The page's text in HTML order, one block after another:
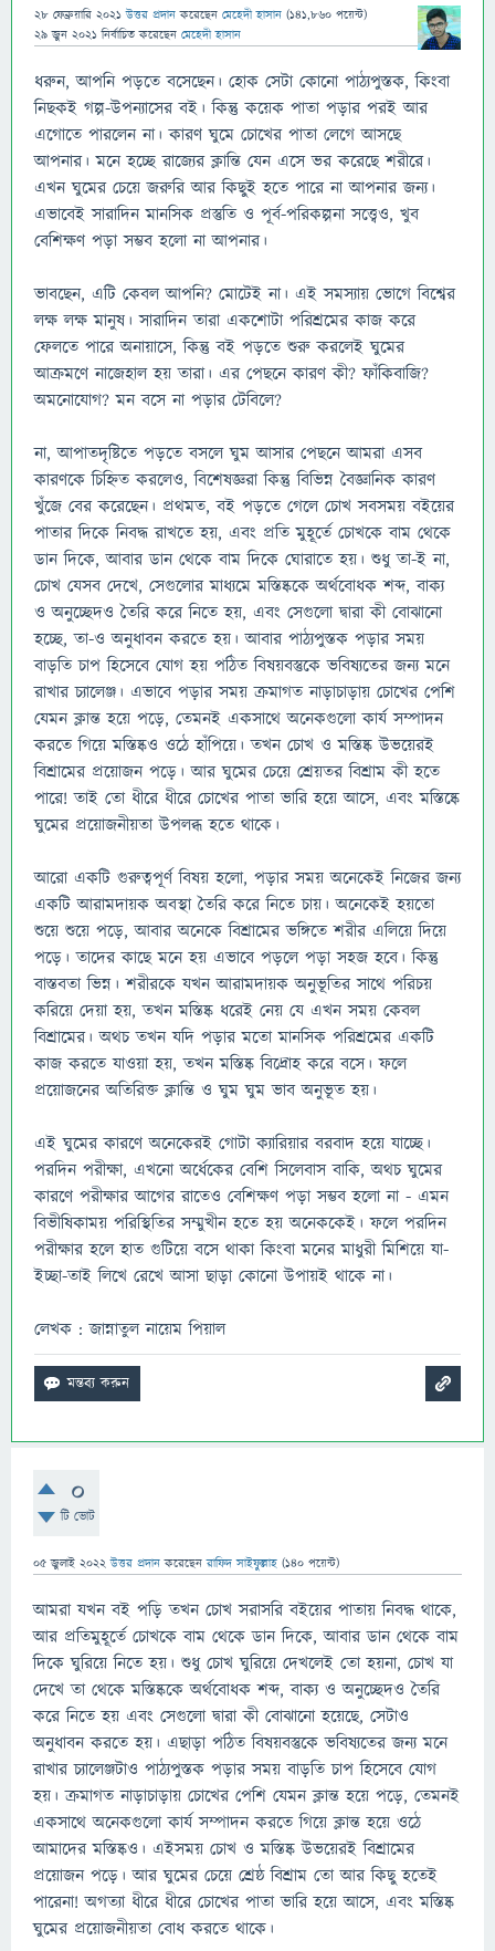
28 ফেব্রুয়ারি 2021 উত্তর প্রদান করেছেন মেহেদী হাসান (141,860 পয়েন্ট)
29 জুন 2021 নির্বাচিত করেছেন মেহেদী হাসান
ধরুন, আপনি পড়তে বসেছেন। হোক সেটা কোনো পাঠ্যপুস্তক, কিংবা
নিছকই গল্প-উপন্যাসের বই। কিন্তু কয়েক পাতা পড়ার পরই আর
এগোতে পারলেন না। কারণ ঘুমে চোখের পাতা লেগে আসছে
আপনার। মনে হচ্ছে রাজ্যের ক্লান্তি যেন এসে ভর করেছে শরীরে।
এখন ঘুমের চেয়ে জরুরি আর কিছুই হতে পারে না আপনার জন্য।
এভাবেই সারাদিন মানসিক প্রস্তুতি ও পূর্ব-পরিকল্পনা সত্ত্বেও, খুব
বেশিক্ষণ পড়া সম্ভব হলো না আপনার।
ভাবছেন, এটি কেবল আপনি? মোটেই না। এই সমস্যায় ভোগে বিশ্বের
লক্ষ লক্ষ মানুষ। সারাদিন তারা একশোটা পরিশ্রমের কাজ করে
ফেলতে পারে অনায়াসে, কিন্তু বই পড়তে শুরু করলেই ঘুমের
আক্রমণে নাজেহাল হয় তারা। এর পেছনে কারণ কী? ফাঁকিবাজি?
অমনোযোগ? মন বসে না পড়ার টেবিলে?
না, আপাতদৃষ্টিতে পড়তে বসলে ঘুম আসার পেছনে আমরা এসব
কারণকে চিহ্নিত করলেও, বিশেষজ্ঞরা কিন্তু বিভিন্ন বৈজ্ঞানিক কারণ
খুঁজে বের করেছেন। প্রথমত, বই পড়তে গেলে চোখ সবসময় বইয়ের
পাতার দিকে নিবদ্ধ রাখতে হয়, এবং প্রতি মুহূর্তে চোখকে বাম থেকে
ডান দিকে, আবার ডান থেকে বাম দিকে ঘোরাতে হয়। শুধু তা-ই না,
চোখ যেসব দেখে, সেগুলোর মাধ্যমে মস্তিষ্ককে অর্থবোধক শব্দ, বাক্য
ও অনুচ্ছেদও তৈরি করে নিতে হয়, এবং সেগুলো দ্বারা কী বোঝানো
হচ্ছে, তা-ও অনুধাবন করতে হয়। আবার পাঠ্যপুস্তক পড়ার সময়
বাড়তি চাপ হিসেবে যোগ হয় পঠিত বিষয়বস্তুকে ভবিষ্যতের জন্য মনে
রাখার চ্যালেঞ্জ। এভাবে পড়ার সময় ক্রমাগত নাড়াচাড়ায় চোখের পেশি
যেমন ক্লান্ত হয়ে পড়ে, তেমনই একসাথে অনেকগুলো কার্য সম্পাদন
করতে গিয়ে মস্তিষ্কও ওঠে হাঁপিয়ে। তখন চোখ ও মস্তিষ্ক উভয়েরই
বিশ্রামের প্রয়োজন পড়ে। আর ঘুমের চেয়ে শ্রেয়তর বিশ্রাম কী হতে
পারে! তাই তো ধীরে ধীরে চোখের পাতা ভারি হয়ে আসে, এবং মস্তিষ্কে
ঘুমের প্রয়োজনীয়তা উপলব্ধ হতে থাকে।
আরো একটি গুরুত্বপূর্ণ বিষয় হলো, পড়ার সময় অনেকেই নিজের জন্য
একটি আরামদায়ক অবস্থা তৈরি করে নিতে চায়। অনেকেই হয়তো
শুয়ে শুয়ে পড়ে, আবার অনেকে বিশ্রামের ভঙ্গিতে শরীর এলিয়ে দিয়ে
পড়ে। তাদের কাছে মনে হয় এভাবে পড়লে পড়া সহজ হবে। কিন্তু
বাস্তবতা ভিন্ন। শরীরকে যখন আরামদায়ক অনুভূতির সাথে পরিচয়
করিয়ে দেয়া হয়, তখন মস্তিষ্ক ধরেই নেয় যে এখন সময় কেবল
বিশ্রামের। অথচ তখন যদি পড়ার মতো মানসিক পরিশ্রমের একটি
কাজ করতে যাওয়া হয়, তখন মস্তিষ্ক বিদ্রোহ করে বসে। ফলে
প্রয়োজনের অতিরিক্ত ক্লান্তি ও ঘুম ঘুম ভাব অনুভূত হয়।
এই ঘুমের কারণে অনেকেরই গোটা ক্যারিয়ার বরবাদ হয়ে যাচ্ছে।
পরদিন পরীক্ষা, এখনো অর্ধেকের বেশি সিলেবাস বাকি, অথচ ঘুমের
কারণে পরীক্ষার আগের রাতেও বেশিক্ষণ পড়া সম্ভব হলো না - এমন
বিভীষিকাময় পরিস্থিতির সম্মুখীন হতে হয় অনেককেই। ফলে পরদিন
পরীক্ষার হলে হাত গুটিয়ে বসে থাকা কিংবা মনের মাধুরী মিশিয়ে যা-
ইচ্ছা-তাই লিখে রেখে আসা ছাড়া কোনো উপায়ই থাকে না।
লেখক : জান্নাতুল নায়েম পিয়াল
0
টি ভোট
05 জুলাই 2022 উত্তর প্রদান করেছেনরাফিদ সাইফুল্লাহ (140 পয়েন্ট)
আমরা যখন বই পড়ি তখন চোখ সরাসরি বইয়ের পাতায় নিবদ্ধ থাকে,
আর প্রতিমুহূর্তে চোখকে বাম থেকে ডান দিকে, আবার ডান থেকে বাম
দিকে ঘুরিয়ে নিতে হয়। শুধু চোখ ঘুরিয়ে দেখলেই তো হয়না, চোখ যা
দেখে তা থেকে মস্তিষ্ককে অর্থবোধক শব্দ, বাক্য ও অনুচ্ছেদও তৈরি
করে নিতে হয় এবং সেগুলো দ্বারা কী বোঝানো হয়েছে, সেটাও
অনুধাবন করতে হয়। এছাড়া পঠিত বিষয়বস্তুকে ভবিষ্যতের জন্য মনে
রাখার চ্যালেঞ্জটাও পাঠ্যপুস্তক পড়ার সময় বাড়তি চাপ হিসেবে যোগ
হয়। ক্রমাগত নাড়াচাড়ায় চোখের পেশি যেমন ক্লান্ত হয়ে পড়ে, তেমনই
একসাথে অনেকগুলো কার্য সম্পাদন করতে গিয়ে ক্লান্ত হয়ে ওঠে
আমাদের মস্তিষ্কও। এইসময় চোখ ও মস্তিষ্ক উভয়েরই বিশ্রামের
প্রয়োজন পড়ে। আর ঘুমের চেয়ে শ্রেষ্ঠ বিশ্রাম তো আর কিছু হতেই
পারেনা! অগত্যা ধীরে ধীরে চোখের পাতা ভারি হয়ে আসে, এবং মস্তিষ্ক
ঘুমের প্রয়োজনীয়তা বোধ করতে থাকে।